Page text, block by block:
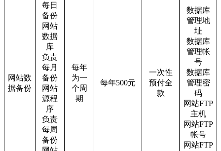
网站数
据备份
每日
备份
网站
数据
库
负责
每月
备份
网站
源程
序
负责
每周
备份
每年
为一
个周
期
每年500元
一次性
预付全
款
数据库
管理地
址
数据库
管理帐
号
数据库
管理密
码
网站FTP
主机
网站FTP
帐号
网站FTP